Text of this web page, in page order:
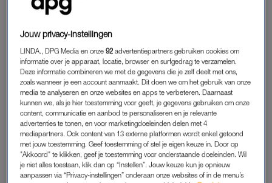
international Nicolás Keenan. Iets waar zijn
“Mijn Argentijnse schoonmoeder is heel erg blij, want die is
sinds vorige week begonnen met het plannen van het huwelijk.
Ik heb niks meer te zeggen”, verteltJettenlachend aan tafel bij
Beau.
ROB JETTEN: ‘HEEL HAPPY SAMEN’
De twee leerden elkaar in Den Haag kennen op een grappige
plek. “We zijn elkaar in de Albert Heijn tegen het lijf gelopen
een paar jaar geleden. Er was meteen veel oogcontact. Ik had
Jouw privacy-instellingen
LINDA., DPG Media en onze92 advertentiepartners gebruiken cookies om
informatie over je apparaat, locatie, browser en surfgedrag te verzamelen.
Deze informatie combineren we met de gegevens die je zelf deelt met ons,
zoals wanneer je een account aanmaakt. Dit doen we om het gebruik van onze
media te analyseren en onze websites en apps te verbeteren. Daarnaast
kunnen we, als je hier toestemming voor geeft, je gegevens gebruiken om onze
content, communicatie en aanbod te personaliseren en je relevante
advertenties te tonen, en voor marketingdoeleinden delen met 4
mediapartners. Ook content van 13 externe platformen wordt enkel getoond
met jouw toestemming. Geef toestemming of stel je eigen keuze in. Door op
"Akkoord" te klikken, geef je toestemming voor onderstaande doeleinden. Wil
je niet alles toestaan, klik dan op “Instellen”. Jouw keuze kun je opnieuw
aanpassen via “Privacy-instellingen” onderaan onze websites of in de menu’s